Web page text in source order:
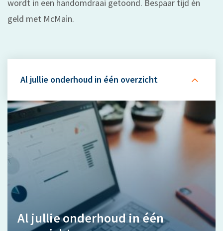
wordt in een handomdraai getoond. Bespaar tijd én
geld met McMain.
Al jullie onderhoud in één overzicht
Al jullie onderhoud in één